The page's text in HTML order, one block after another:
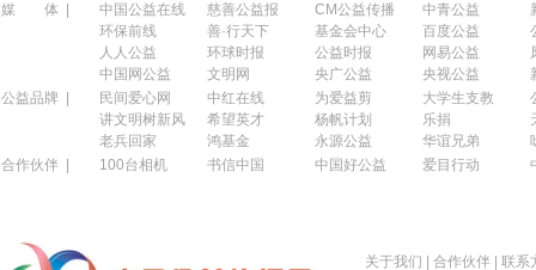
媒 体 |
中国公益在线 慈善公益报 CM公益传播 中青公益
环保前线
善·行天下 基金会中心 百度公益
人人公益
环球时报 公益时报 网易公益
中国网公益
文明网 央广公益 央视公益
公益品牌 |
民间爱心网 中红在线 为爱益剪 大学生支教
讲文明树新风
希望英才 杨帆计划 乐捐
老兵回家
鸿基金 永源公益 华谊兄弟
合作伙伴 |
100台相机 书信中国 中国好公益 爱目行动
关于我们 合作伙伴 联系